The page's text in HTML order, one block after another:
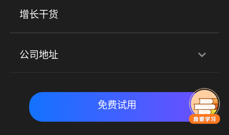
心理机构
实时私域带货 数字化运营
增长干货
公司地址
北京地址：北京市朝阳区朝外大街乙6号23层
免费试用